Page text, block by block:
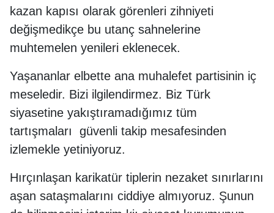
kazan kapısı olarak görenleri zihniyeti
değişmedikçe bu utanç sahnelerine
muhtemelen yenileri eklenecek.
Yaşananlar elbette ana muhalefet partisinin iç
meseledir. Bizi ilgilendirmez. Biz Türk
siyasetine yakıştıramadığımız tüm
tartışmaları güvenli takip mesafesinden
izlemekle yetiniyoruz.
Hırçınlaşan karikatür tiplerin nezaket sınırlarını
aşan sataşmalarını ciddiye almıyoruz. Şunun